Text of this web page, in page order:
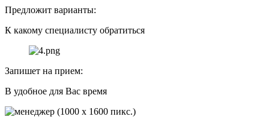
Предложит варианты:
К какому специалисту обратиться
Запишет на прием:
В удобное для Вас время